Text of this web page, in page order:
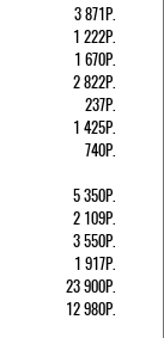
3 871Р.
1 222Р.
1 670Р.
2 822Р.
237Р.
1 425Р.
740Р.
5 350Р.
2 109Р.
3 550Р.
1 917Р.
23 900Р.
12 980Р.